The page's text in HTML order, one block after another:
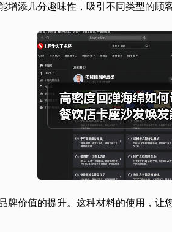
添几分趣味性，吸引不同类型的顾客
价值的提升。这种材料的使用，让